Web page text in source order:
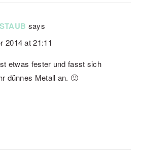
says
2014 at 21:11
etwas fester und fasst sich
dünnes Metall an. 🙂